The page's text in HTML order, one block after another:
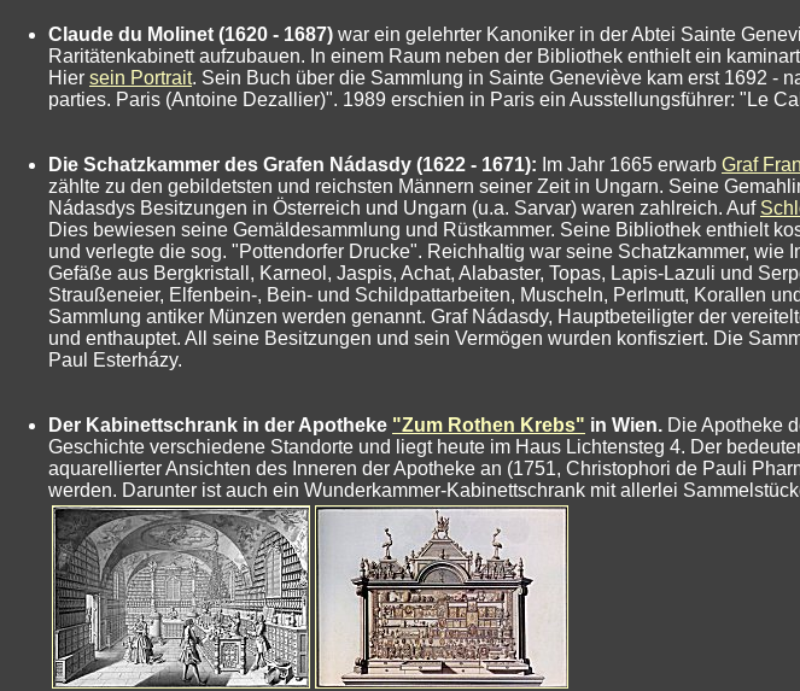
Claude du Molinet (1620 - 1687) war ein gelehrter Kanoniker in der Abtei Sainte
Raritätenkabinett aufzubauen. In einem Raum neben der Bibliothek enthielt ein
Hier sein Portrait. Sein Buch über die Sammlung in Sainte Geneviève kam erst 1692 -
parties. Paris (Antoine Dezallier)". 1989 erschien in Paris ein Ausstellungsführer: "Le
Die Schatzkammer des Grafen Nádasdy (1622 - 1671): Im Jahr 1665 erwarb Graf
zählte zu den gebildetsten und reichsten Männern seiner Zeit in Ungarn. Seine
Nádasdys Besitzungen in Österreich und Ungarn (u.a. Sarvar) waren zahlreich. Auf
Dies bewiesen seine Gemäldesammlung und Rüstkammer. Seine Bibliothek enthielt
und verlegte die sog. "Pottendorfer Drucke". Reichhaltig war seine Schatzkammer,
Gefäße aus Bergkristall, Karneol, Jaspis, Achat, Alabaster, Topas, Lapis-Lazuli und
Straußeneier, Elfenbein-, Bein- und Schildpattarbeiten, Muscheln, Perlmutt, Korallen
Sammlung antiker Münzen werden genannt. Graf Nádasdy, Hauptbeteiligter der
und enthauptet. All seine Besitzungen und sein Vermögen wurden konfisziert. Die
Paul Esterházy.
Der Kabinettschrank in der Apotheke "Zum Rothen Krebs" in Wien. Die Apotheke
Geschichte verschiedene Standorte und liegt heute im Haus Lichtensteg 4. Der
aquarellierter Ansichten des Inneren der Apotheke an (1751, Christophori de Pauli
werden. Darunter ist auch ein Wunderkammer-Kabinettschrank mit allerlei